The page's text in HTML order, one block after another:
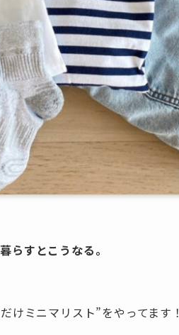
らすとこうなる。
けミニマリスト”をやってます！